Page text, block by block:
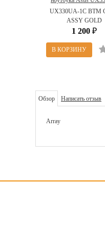
90NB0CW2-
(UX330UA-1C BTM
UX330UA-1C BTM
ASSY GOLD
1 200 ₽
Обзор Написать отзыв
Array